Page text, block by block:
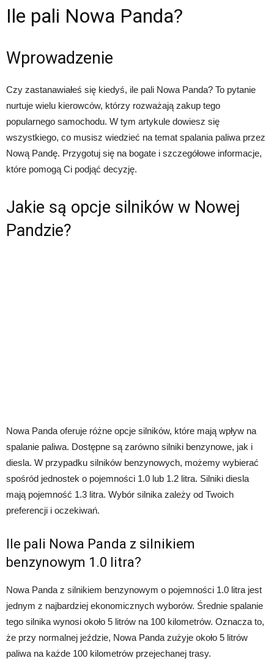
Ile pali Nowa Panda?
Wprowadzenie
Czy zastanawiałeś się kiedyś, ile pali Nowa Panda? To pytanie
nurtuje wielu kierowców, którzy rozważają zakup tego
popularnego samochodu. W tym artykule dowiesz się
wszystkiego, co musisz wiedzieć na temat spalania paliwa przez
Nową Pandę. Przygotuj się na bogate i szczegółowe informacje,
które pomogą Ci podjąć decyzję.
Jakie są opcje silników w Nowej
Pandzie?
Nowa Panda oferuje różne opcje silników, które mają wpływ na
spalanie paliwa. Dostępne są zarówno silniki benzynowe, jak i
diesla. W przypadku silników benzynowych, możemy wybierać
spośród jednostek o pojemności 1.0 lub 1.2 litra. Silniki diesla
mają pojemność 1.3 litra. Wybór silnika zależy od Twoich
preferencji i oczekiwań.
Ile pali Nowa Panda z silnikiem
benzynowym 1.0 litra?
Nowa Panda z silnikiem benzynowym o pojemności 1.0 litra jest
jednym z najbardziej ekonomicznych wyborów. Średnie spalanie
tego silnika wynosi około 5 litrów na 100 kilometrów. Oznacza to,
że przy normalnej jeździe, Nowa Panda zużyje około 5 litrów
paliwa na każde 100 kilometrów przejechanej trasy.